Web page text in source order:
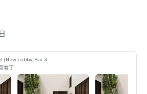
(New Lobby, Bar &
看了